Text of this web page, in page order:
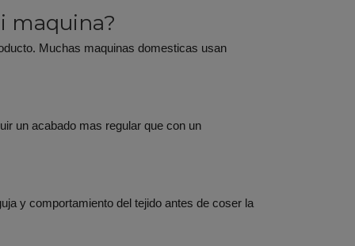
maquina?
Muchas maquinas domesticas usan
un acabado mas regular que con un
y comportamiento del tejido antes de coser la